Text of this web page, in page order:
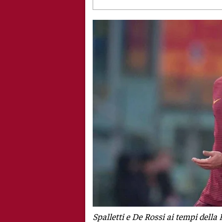
Spalletti e De Rossi ai tempi della